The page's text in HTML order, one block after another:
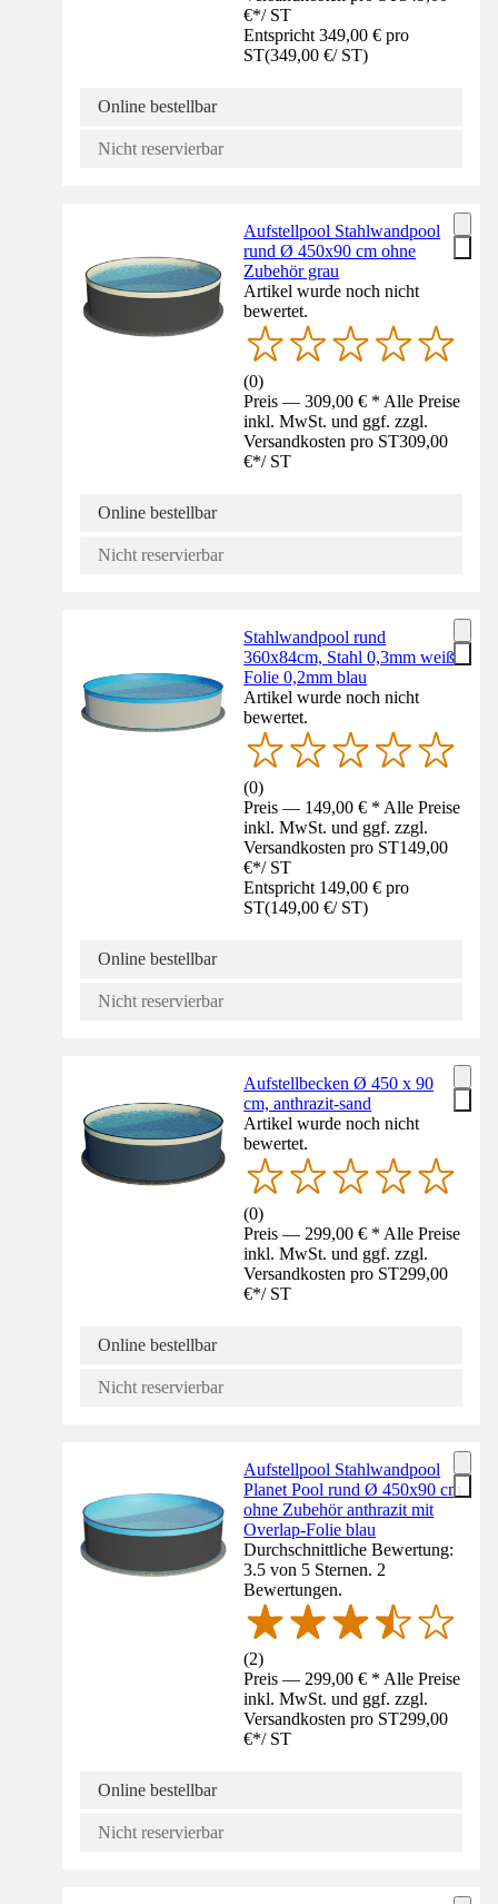
€*/ ST
Entspricht 349,00 € pro
ST(349,00 €/ ST)
Online bestellbar
Nicht reservierbar
Aufstellpool Stahlwandpool
rund Ø 450x90 cm ohne
Zubehör grau
Artikel wurde noch nicht
bewertet.
(0)
Preis — 309,00 € * Alle Preise
inkl. MwSt. und ggf. zzgl.
Versandkosten pro ST309,00
€*/ ST
Online bestellbar
Nicht reservierbar
Stahlwandpool rund
360x84cm, Stahl 0,3mm weiß,
Folie 0,2mm blau
Artikel wurde noch nicht
bewertet.
(0)
Preis — 149,00 € * Alle Preise
inkl. MwSt. und ggf. zzgl.
Versandkosten pro ST149,00
€*/ ST
Entspricht 149,00 € pro
ST(149,00 €/ ST)
Online bestellbar
Nicht reservierbar
Aufstellbecken Ø 450 x 90
cm, anthrazit-sand
Artikel wurde noch nicht
bewertet.
(0)
Preis — 299,00 € * Alle Preise
inkl. MwSt. und ggf. zzgl.
Versandkosten pro ST299,00
€*/ ST
Online bestellbar
Nicht reservierbar
Aufstellpool Stahlwandpool
Planet Pool rund Ø 450x90 cm
ohne Zubehör anthrazit mit
Overlap-Folie blau
Durchschnittliche Bewertung:
3.5 von 5 Sternen. 2
Bewertungen.
(2)
Preis — 299,00 € * Alle Preise
inkl. MwSt. und ggf. zzgl.
Versandkosten pro ST299,00
€*/ ST
Online bestellbar
Nicht reservierbar